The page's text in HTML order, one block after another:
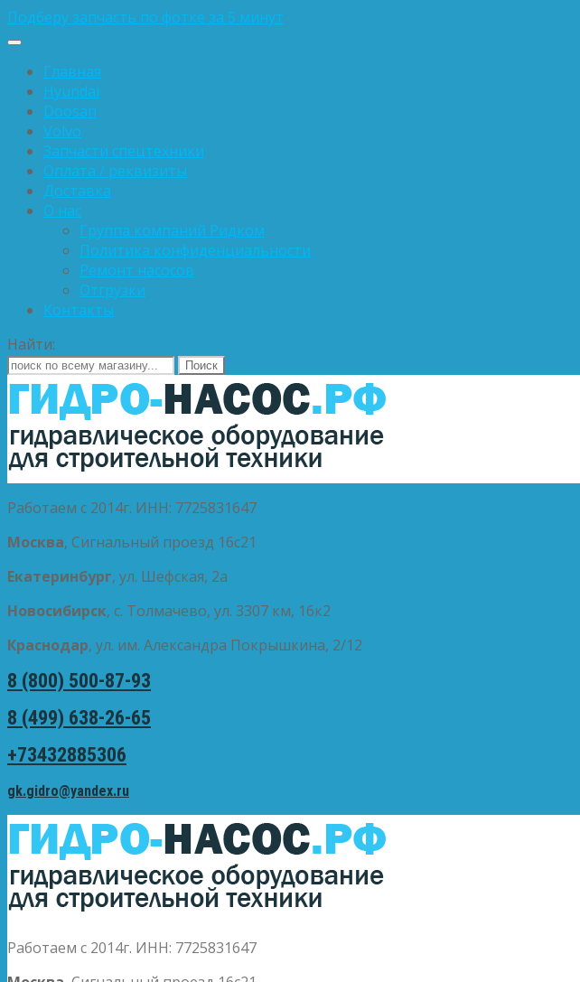
Подберу запчасть по фотке за 5 минут
Главная
Hyundai
Doosan
Volvo
Запчасти спецтехники
Оплата / реквизиты
Доставка
О нас
Группа компаний Ридком
Политика конфиденциальности
Ремонт насосов
Отгрузки
Контакты
Найти:
Работаем с 2014г. ИНН: 7725831647
Москва, Сигнальный проезд 16с21
Екатеринбург, ул. Шефская, 2а
Новосибирск, с. Толмачево, ул. 3307 км, 16к2
Краснодар, ул. им. Александра Покрышкина, 2/12
8 (800) 500-87-93
8 (499) 638-26-65
+73432885306
gk.gidro@yandex.ru
Работаем с 2014г. ИНН: 7725831647